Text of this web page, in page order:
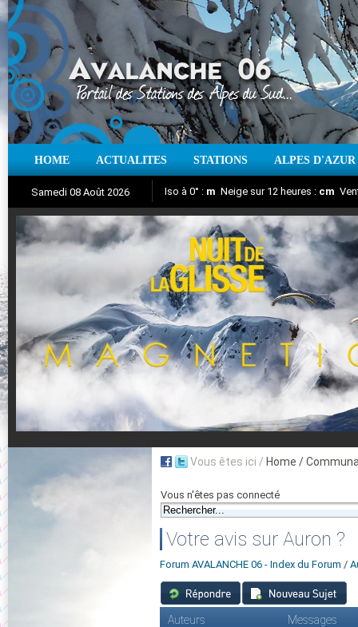
HOME ACTUALITES STATIONS ALPES D'AZUR
Samedi 08 Août 2026
Aujourd'hui : T° Min : °C T° Max :°C
Iso à 0° : m Neige sur 12 heures : cm
Suivez en direct l'actualité des stations
Nuit de la Glisse 2018
Vous êtes ici / Home /
Vous n'êtes pas connecté
Votre avis sur Auron ?
Forum AVALANCHE 06 - Index du Forum /
Auteurs Messages